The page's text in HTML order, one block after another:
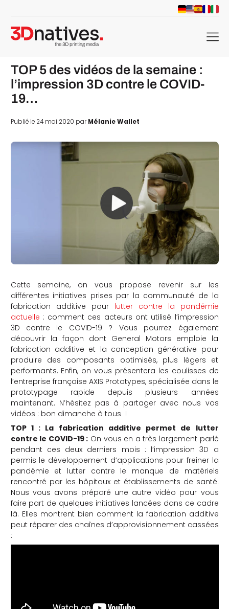
menu
TOP 5 des vidéos de la semaine :
l’impression 3D contre le COVID-
19…
Publié le 24 mai 2020 parMélanie Wallet
Cette semaine, on vous propose revenir sur les
différentes initiatives prises par la communauté de la
fabrication additive pour lutter contre la pandémie
actuelle : comment ces acteurs ont utilisé l’impression
3D contre le COVID-19 ? Vous pourrez également
découvrir la façon dont General Motors emploie la
fabrication additive et la conception générative pour
produire des composants optimisés, plus légers et
performants. Enfin, on vous présentera les coulisses de
l’entreprise française AXIS Prototypes, spécialisée dans le
prototypage rapide depuis plusieurs années
maintenant. N’hésitez pas à partager avec nous vos
vidéos : bon dimanche à tous !
TOP 1 : La fabrication additive permet de lutter
contre le COVID-19 : On vous en a très largement parlé
pendant ces deux derniers mois : l’impression 3D a
permis le développement d’applications pour freiner la
pandémie et lutter contre le manque de matériels
rencontré par les hôpitaux et établissements de santé.
Nous vous avons préparé une autre vidéo pour vous
faire part de quelques initiatives lancées dans ce cadre
là. Elles montrent bien comment la fabrication additive
peut réparer des chaînes d’approvisionnement cassées
: